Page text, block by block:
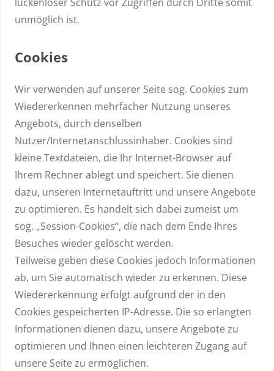
unmöglich ist.
Cookies
Wir verwenden auf unserer Seite sog. Cookies zum
Wiedererkennen mehrfacher Nutzung unseres
Angebots, durch denselben
Nutzer/Internetanschlussinhaber. Cookies sind
kleine Textdateien, die Ihr Internet-Browser auf
Ihrem Rechner ablegt und speichert. Sie dienen
dazu, unseren Internetauftritt und unsere Angebote
zu optimieren. Es handelt sich dabei zumeist um
sog. „Session-Cookies“, die nach dem Ende Ihres
Besuches wieder gelöscht werden.
Teilweise geben diese Cookies jedoch Informationen
ab, um Sie automatisch wieder zu erkennen. Diese
Wiedererkennung erfolgt aufgrund der in den
Cookies gespeicherten IP-Adresse. Die so erlangten
Informationen dienen dazu, unsere Angebote zu
optimieren und Ihnen einen leichteren Zugang auf
unsere Seite zu ermöglichen.